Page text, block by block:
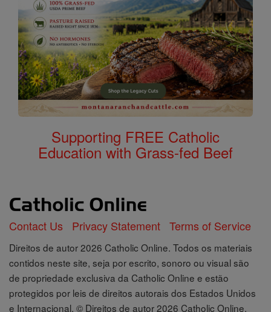
Supporting FREE Catholic
Education with Grass-fed Beef
Contact Us Privacy Statement Terms of Service
Direitos de autor 2026 Catholic Online. Todos os materiais
contidos neste site, seja por escrito, sonoro ou visual são
de propriedade exclusiva da Catholic Online e estão
protegidos por leis de direitos autorais dos Estados Unidos
e Internacional, © Direitos de autor 2026 Catholic Online.